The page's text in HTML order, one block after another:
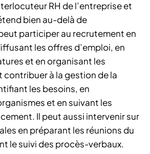
RH de l’entreprise et
bien au-delà de
participer au recrutement en
les offres d’emploi, en
et en organisant les
contribuer à la gestion de la
les besoins, en
et en suivant les
Il peut aussi intervenir sur
en préparant les réunions du
le suivi des procès-verbaux.